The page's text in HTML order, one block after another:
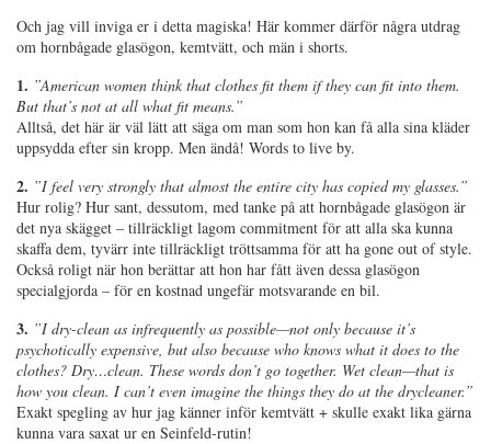
Och jag vill inviga er i detta magiska! Här kommer därför några utdrag
om hornbågade glasögon, kemtvätt, och män i shorts.
1. ”American women think that clothes fit them if they can fit into them.
But that’s not at all what fit means.”
Alltså, det här är väl lätt att säga om man som hon kan få alla sina kläder
uppsydda efter sin kropp. Men ändå! Words to live by.
2. ”I feel very strongly that almost the entire city has copied my glasses.”
Hur rolig? Hur sant, dessutom, med tanke på att hornbågade glasögon är
det nya skägget – tillräckligt lagom commitment för att alla ska kunna
skaffa dem, tyvärr inte tillräckligt tröttsamma för att ha gone out of style.
Också roligt när hon berättar att hon har fått även dessa glasögon
specialgjorda – för en kostnad ungefär motsvarande en bil.
3. ”I dry-clean as infrequently as possible—not only because it’s
psychotically expensive, but also because who knows what it does to the
clothes? Dry…clean. These words don’t go together. Wet clean—that is
how you clean. I can’t even imagine the things they do at the drycleaner.”
Exakt spegling av hur jag känner inför kemtvätt + skulle exakt lika gärna
kunna vara saxat ur en Seinfeld-rutin!